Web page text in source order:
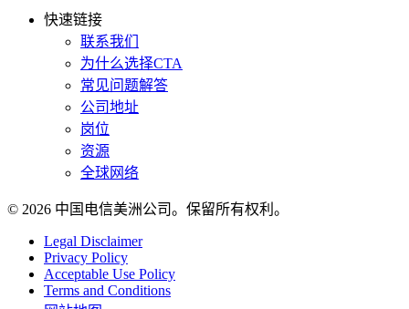
快速链接
联系我们
为什么选择CTA
常见问题解答
公司地址
岗位
资源
全球网络
© 2026 中国电信美洲公司。保留所有权利。
Legal Disclaimer
Privacy Policy
Acceptable Use Policy
Terms and Conditions